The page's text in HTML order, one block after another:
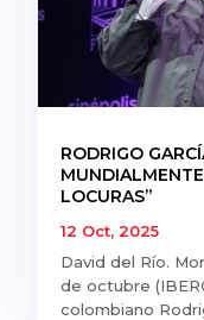
RODRIGO
LOCURAS”
12 Oct, 2025
David del Río.
de octubre
colombiano